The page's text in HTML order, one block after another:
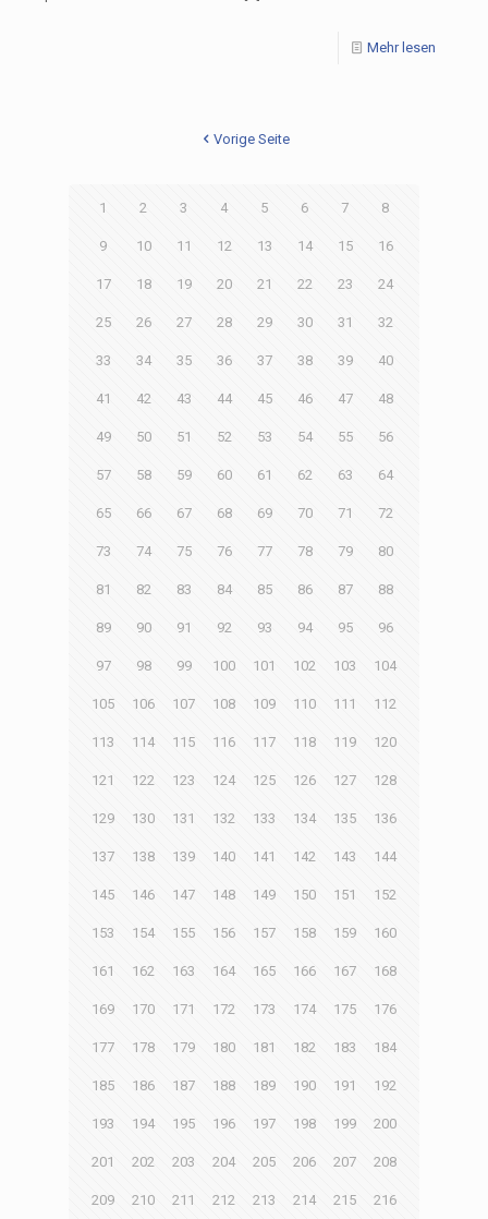
Mehr lesen
Vorige Seite
1 2 3 4 5 6 7 8
9 10 11 12 13 14 15 16
17 18 19 20 21 22 23 24
25 26 27 28 29 30 31 32
33 34 35 36 37 38 39 40
41 42 43 44 45 46 47 48
49 50 51 52 53 54 55 56
57 58 59 60 61 62 63 64
65 66 67 68 69 70 71 72
73 74 75 76 77 78 79 80
81 82 83 84 85 86 87 88
89 90 91 92 93 94 95 96
97 98 99 100 101 102 103 104
105 106 107 108 109 110 111 112
113 114 115 116 117 118 119 120
121 122 123 124 125 126 127 128
129 130 131 132 133 134 135 136
137 138 139 140 141 142 143 144
145 146 147 148 149 150 151 152
153 154 155 156 157 158 159 160
161 162 163 164 165 166 167 168
169 170 171 172 173 174 175 176
177 178 179 180 181 182 183 184
185 186 187 188 189 190 191 192
193 194 195 196 197 198 199 200
201 202 203 204 205 206 207 208
209 210 211 212 213 214 215 216